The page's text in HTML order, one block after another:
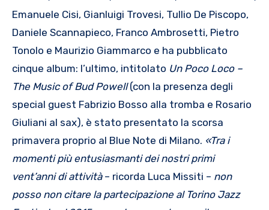
Emanuele Cisi, Gianluigi Trovesi, Tullio De Piscopo,
Daniele Scannapieco, Franco Ambrosetti, Pietro
Tonolo e Maurizio Giammarco e ha pubblicato
cinque album: l’ultimo, intitolato Un Poco Loco –
The Music of Bud Powell(con la presenza degli
special guest Fabrizio Bosso alla tromba e Rosario
Giuliani al sax), è stato presentato la scorsa
primavera proprio al Blue Note di Milano. «Tra i
momenti più entusiasmanti dei nostri primi
vent’anni di attività – ricorda Luca Missiti – non
posso non citare la partecipazione al Torino Jazz